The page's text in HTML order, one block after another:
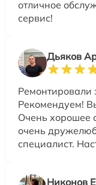
отличное
сервис!
Дьяков
Ремонтировали
Рекомендуем!
Очень хорошее
очень
специалист.
Никонов